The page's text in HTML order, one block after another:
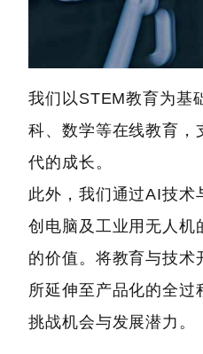
我们以STEM教育为基
科、数学等在线教育，
代的成长。
此外，我们通过AI技术
创电脑及工业用无人机
的价值。将教育与技术
所延伸至产品化的全过
挑战机会与发展潜力。